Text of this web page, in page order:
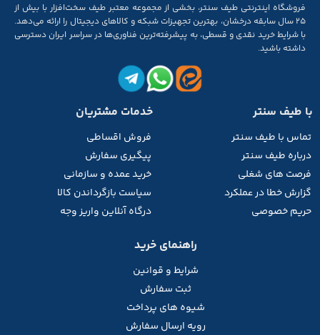
فروشگاه اینترنتی طیف سنتر، بخشی از مجموعه‌ معتبر طیف سخت‌افزار با بیش از
۲۵ سال سابقه‌ درخشان، بهترین تجهیزات شبکه و کالاهای دیجیتال را ارائه می‌دهد.
با شرایط خرید نقدی و قسطی، به پیشرفته‌ترین فناوری‌ها در سراسر ایران دسترسی
داشته باشید.
با طیف سنتر
تماس با طیف سنتر
درباره طیف سنتر
فرصت های شغلی
گزارش خطا در عملکرد
حریم خصوصی
خدمات مشتریان
فروش اقساطی
پیگیری سفارش
خرید عمده و سازمانی
سیاست بازگرداندن کالا
درگاه آنلاین واریز وجه
راهنمای خرید
شرایط و قوانین
ثبت سفارش
شیوه های پرداخت
رویه ارسال سفارش